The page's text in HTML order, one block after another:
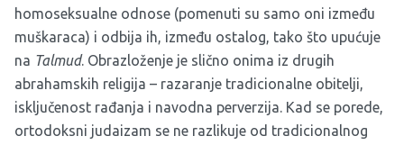
homoseksualne odnose (pomenuti su samo oni između
muškaraca) i odbija ih, između ostalog, tako što upućuje
na Talmud. Obrazloženje je slično onima iz drugih
abrahamskih religija – razaranje tradicionalne obitelji,
isključenost rađanja i navodna perverzija. Kad se porede,
ortodoksni judaizam se ne razlikuje od tradicionalnog